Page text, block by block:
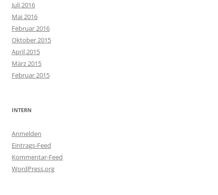
Juli 2016
Mai 2016
Februar 2016
Oktober 2015
April 2015
März 2015
Februar 2015
INTERN
Anmelden
Eintrags-Feed
Kommentar-Feed
WordPress.org